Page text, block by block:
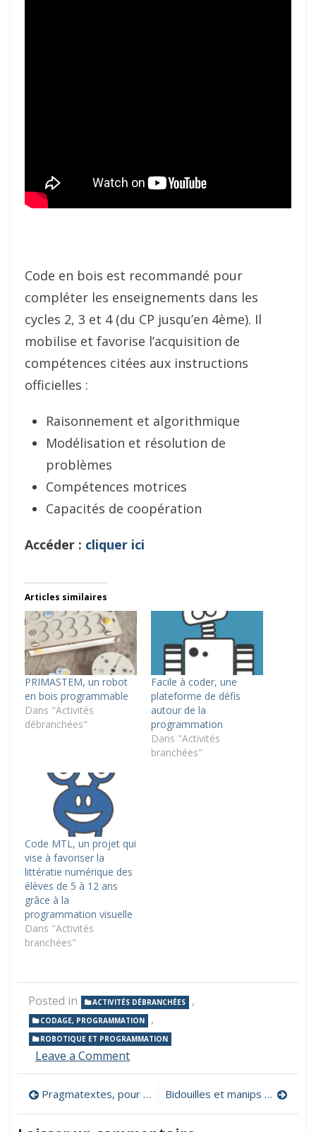
Code en bois est recommandé pour
compléter les enseignements dans les
cycles 2, 3 et 4 (du CP jusqu’en 4ème). Il
mobilise et favorise l’acquisition de
compétences citées aux instructions
officielles :
Raisonnement et algorithmique
Modélisation et résolution de
problèmes
Compétences motrices
Capacités de coopération
Accéder : cliquer ici
Articles similaires
PRIMASTEM, un robot
en bois programmable
Dans "Activités
débranchées"
Facile à coder, une
plateforme de défis
autour de la
programmation
Dans "Activités
branchées"
Code MTL, un projet qui
vise à favoriser la
littératie numérique des
élèves de 5 à 12 ans
grâce à la
programmation visuelle
Dans "Activités
branchées"
Posted in ACTIVITÉS DÉBRANCHÉES ,
CODAGE, PROGRAMMATION ,
ROBOTIQUE ET PROGRAMMATION
Leave a Commenton
bois,
enseignez
Navigation
de
Pragmatextes, pour créer des textes poétiques, humoristiques… Bidouilles et manips à la cité des sciences : jeux, manips, actu, dossiers… pour les 9-14 ans